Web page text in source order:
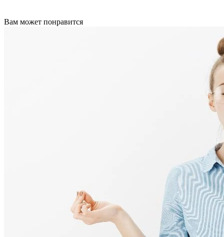
Вам может понравится